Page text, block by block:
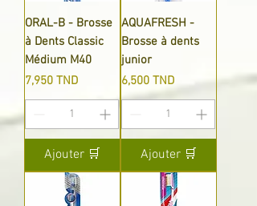
ORAL-B - Brosse
à Dents Classic
Médium M40
Prix
7,950 TND
Ajouter 🛒
AQUAFRESH -
Brosse à dents
junior
Prix
6,500 TND
Ajouter 🛒